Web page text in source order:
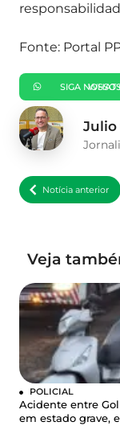
Fonte: Portal
SIGA NOSSO GRUPO
Julio
Notícia anterior
Veja
POLICIAL
Acidente entre
em estado grave,